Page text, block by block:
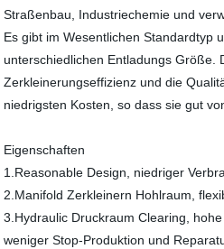
Straßenbau, Industriechemie und
Es gibt im Wesentlichen Standardtyp
unterschiedlichen Entladungs ​​Größe.
Zerkleinerungseffizienz und die
niedrigsten Kosten, so dass sie gut
Eigenschaften
1.Reasonable Design, niedriger
2.Manifold Zerkleinern Hohlraum,
3.Hydraulic Druckraum Clearing,
weniger Stop-Produktion und